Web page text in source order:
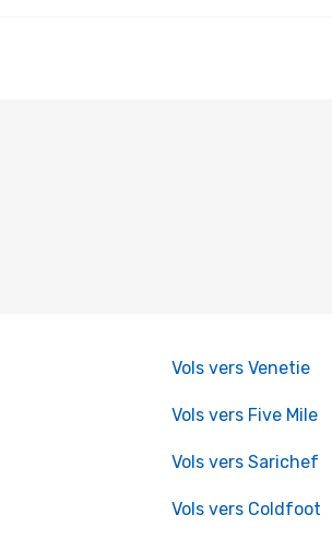
Vols vers Venetie
Vols vers Five Mile
Vols vers Sarichef
Vols vers Coldfoot